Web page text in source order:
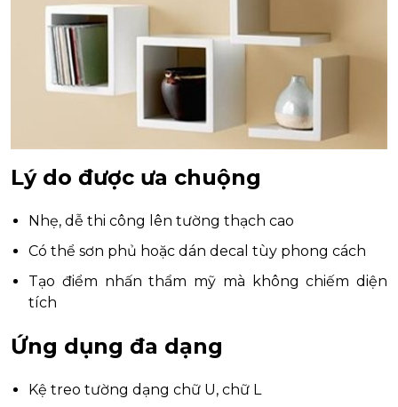
Lý do được ưa chuộng
Nhẹ, dễ thi công lên tường thạch cao
Có thể sơn phủ hoặc dán decal tùy phong cách
Tạo điểm nhấn thẩm mỹ mà không chiếm diện
tích
Ứng dụng đa dạng
Kệ treo tường dạng chữ U, chữ L